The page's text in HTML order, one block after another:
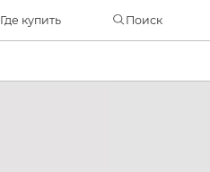
Где купить Поиск